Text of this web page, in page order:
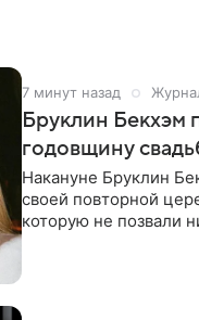
7 минут назад
Бруклин Бекхэм
годовщину
Накануне Бруклин
своей повторной
которую не позвали